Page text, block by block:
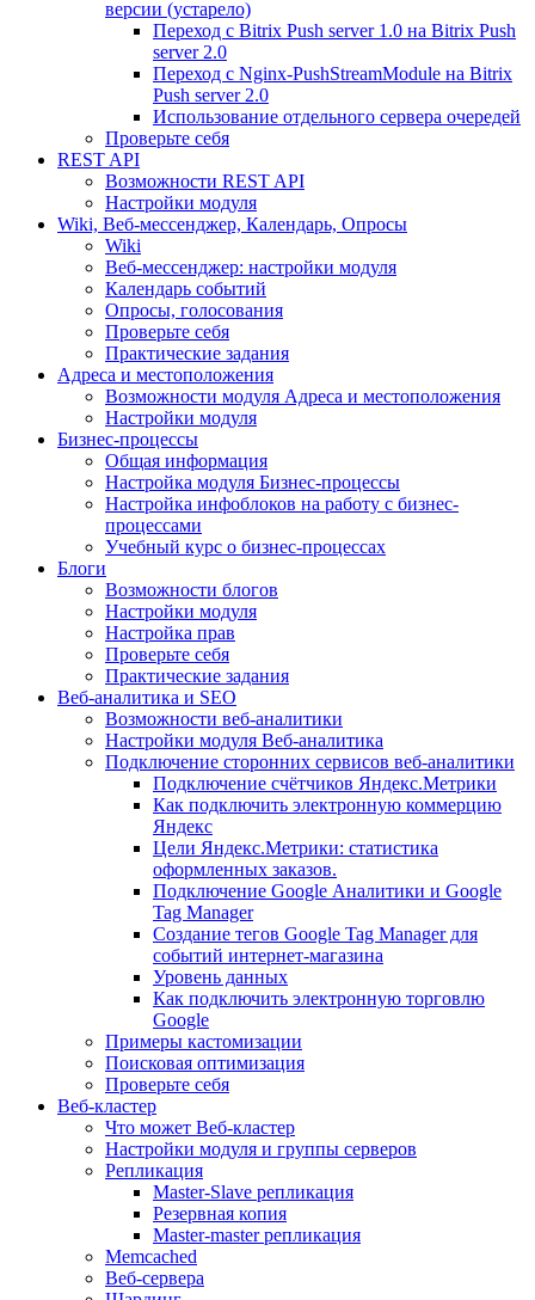
версии (устарело)
Переход с Bitrix Push server 1.0 на Bitrix Push
server 2.0
Переход с Nginx-PushStreamModule на Bitrix
Push server 2.0
Использование отдельного сервера очередей
Проверьте себя
REST API
Возможности REST API
Настройки модуля
Wiki, Веб-мессенджер, Календарь, Опросы
Wiki
Веб-мессенджер: настройки модуля
Календарь событий
Опросы, голосования
Проверьте себя
Практические задания
Адреса и местоположения
Возможности модуля Адреса и местоположения
Настройки модуля
Бизнес-процессы
Общая информация
Настройка модуля Бизнес-процессы
Настройка инфоблоков на работу с бизнес-
процессами
Учебный курс о бизнес-процессах
Блоги
Возможности блогов
Настройки модуля
Настройка прав
Проверьте себя
Практические задания
Веб-аналитика и SEO
Возможности веб-аналитики
Настройки модуля Веб-аналитика
Подключение сторонних сервисов веб-аналитики
Подключение счётчиков Яндекс.Метрики
Как подключить электронную коммерцию
Яндекс
Цели Яндекс.Метрики: статистика
оформленных заказов.
Подключение Google Аналитики и Google
Tag Manager
Создание тегов Google Tag Manager для
событий интернет-магазина
Уровень данных
Как подключить электронную торговлю
Google
Примеры кастомизации
Поисковая оптимизация
Проверьте себя
Веб-кластер
Что может Веб-кластер
Настройки модуля и группы серверов
Репликация
Master-Slave репликация
Резервная копия
Master-master репликация
Memcached
Веб-сервера